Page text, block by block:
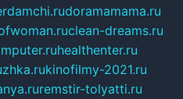
doramamama.ru
clean-dreams.ru
healthenter.ru
kinofilmy-2021.ru
remstir-tolyatti.ru